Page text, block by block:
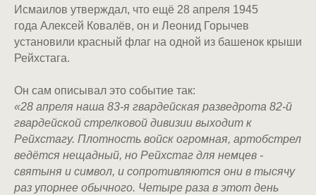
Исмаилов утверждал, что ещё 28 апреля 1945
года Алексей Ковалёв, он и Леонид Горычев
установили красный флаг на одной из башенок крыши
Рейхстага.
Он сам описывал это событие так:
«28 апреля наша 83-я гвардейская разведрота 82-й
гвардейской стрелковой дивизии выходит к
Рейхстагу. Плотность войск огромная, артобстрел
ведётся нещадный, но Рейхстаг для немцев -
святыня и символ, и сопротивляются они в тысячу
раз упорнее обычного. Четыре раза в этот день